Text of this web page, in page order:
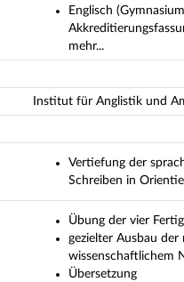
Englisch
mehr...
Institut für Anglistik und
Vertiefung der
Schreiben in
Übung der vier
gezielter Ausbau
wissenschaftlichem
Übersetzung